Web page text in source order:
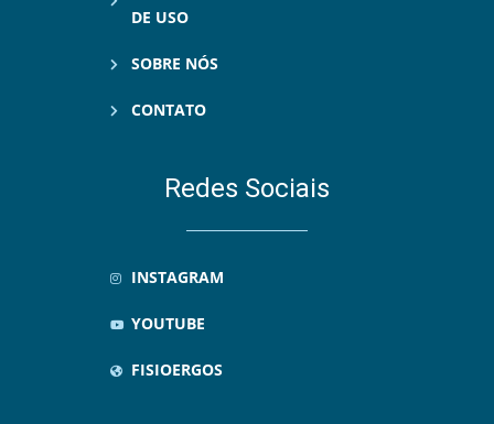
DE USO
SOBRE NÓS
CONTATO
Redes Sociais
INSTAGRAM
YOUTUBE
FISIOERGOS